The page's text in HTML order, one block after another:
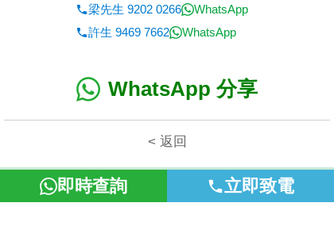
梁先生 9202 0266
WhatsApp
許生 9469 7662
WhatsApp
WhatsApp 分享
< 返回
即時查詢 立即致電
本網頁所提供資料僅作參考用途。若因錯漏而引致任何不便或損